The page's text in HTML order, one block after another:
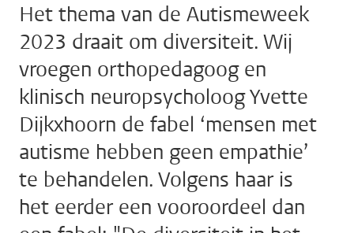
Het thema van de Autismeweek
2023 draait om diversiteit. Wij
vroegen orthopedagoog en
klinisch neuropsycholoog Yvette
Dijkxhoorn de fabel ‘mensen met
autisme hebben geen empathie’
te behandelen. Volgens haar is
het eerder een vooroordeel dan